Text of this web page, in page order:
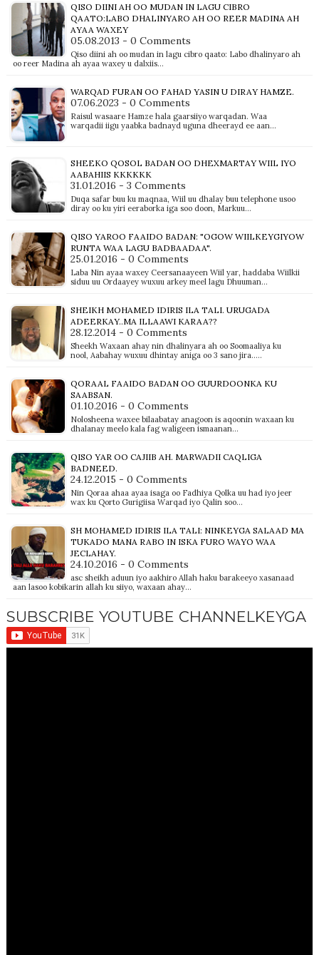
QISO DIINI AH OO MUDAN IN LAGU CIBRO
QAATO:LABO DHALINYARO AH OO REER MADINA AH
AYAA WAXEY
05.08.2013 - 0 Comments
Qiso diini ah oo mudan in lagu cibro qaato: Labo dhalinyaro ah
oo reer Madina ah ayaa waxey u dalxiis…
WARQAD FURAN OO FAHAD YASIN U DIRAY HAMZE.
07.06.2023 - 0 Comments
Raisul wasaare Hamze hala gaarsiiyo warqadan. Waa
warqadii iigu yaabka badnayd uguna dheerayd ee aan…
SHEEKO QOSOL BADAN OO DHEXMARTAY WIIL IYO
AABAHIIS KKKKKK
31.01.2016 - 3 Comments
Duqa safar buu ku maqnaa, Wiil uu dhalay buu telephone usoo
diray oo ku yiri eeraborka iga soo doon, Markuu…
QISO YAROO FAAIDO BADAN: "OGOW WIILKEYGIYOW
RUNTA WAA LAGU BADBAADAA".
25.01.2016 - 0 Comments
Laba Nin ayaa waxey Ceersanaayeen Wiil yar, haddaba Wiilkii
siduu uu Ordaayey wuxuu arkey meel lagu Dhuuman…
SHEIKH MOHAMED IDIRIS ILA TALI. URUGADA
ADEERKAY..MA ILLAAWI KARAA??
28.12.2014 - 0 Comments
Sheekh Waxaan ahay nin dhalinyara ah oo Soomaaliya ku
nool, Aabahay wuxuu dhintay aniga oo 3 sano jira..…
QORAAL FAAIDO BADAN OO GUURDOONKA KU
SAABSAN.
01.10.2016 - 0 Comments
Nolosheena waxee bilaabatay anagoon is aqoonin waxaan ku
dhalanay meelo kala fag waligeen ismaanan…
QISO YAR OO CAJIIB AH. MARWADII CAQLIGA
BADNEED.
24.12.2015 - 0 Comments
Nin Qoraa ahaa ayaa isaga oo Fadhiya Qolka uu had iyo jeer
wax ku Qorto Gurigiisa Warqad iyo Qalin soo…
SH MOHAMED IDIRIS ILA TALI: NINKEYGA SALAAD MA
TUKADO MANA RABO IN ISKA FURO WAYO WAA
JECLAHAY.
24.10.2016 - 0 Comments
asc sheikh aduun iyo aakhiro Allah haku barakeeyo xasanaad
aan lasoo kobikarin allah ku siiyo, waxaan ahay…
SUBSCRIBE YOUTUBE CHANNELKEYGA